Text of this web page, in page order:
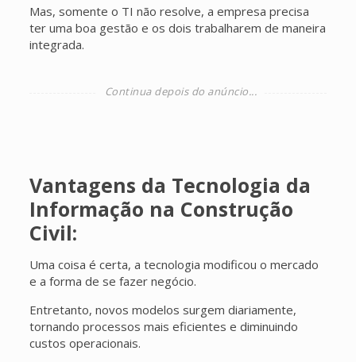
Mas, somente o TI não resolve, a empresa precisa
ter uma boa gestão e os dois trabalharem de maneira
integrada.
Vantagens da Tecnologia da
Informação na Construção
Civil:
Uma coisa é certa, a tecnologia modificou o mercado
e a forma de se fazer negócio.
Entretanto, novos modelos surgem diariamente,
tornando processos mais eficientes e diminuindo
custos operacionais.